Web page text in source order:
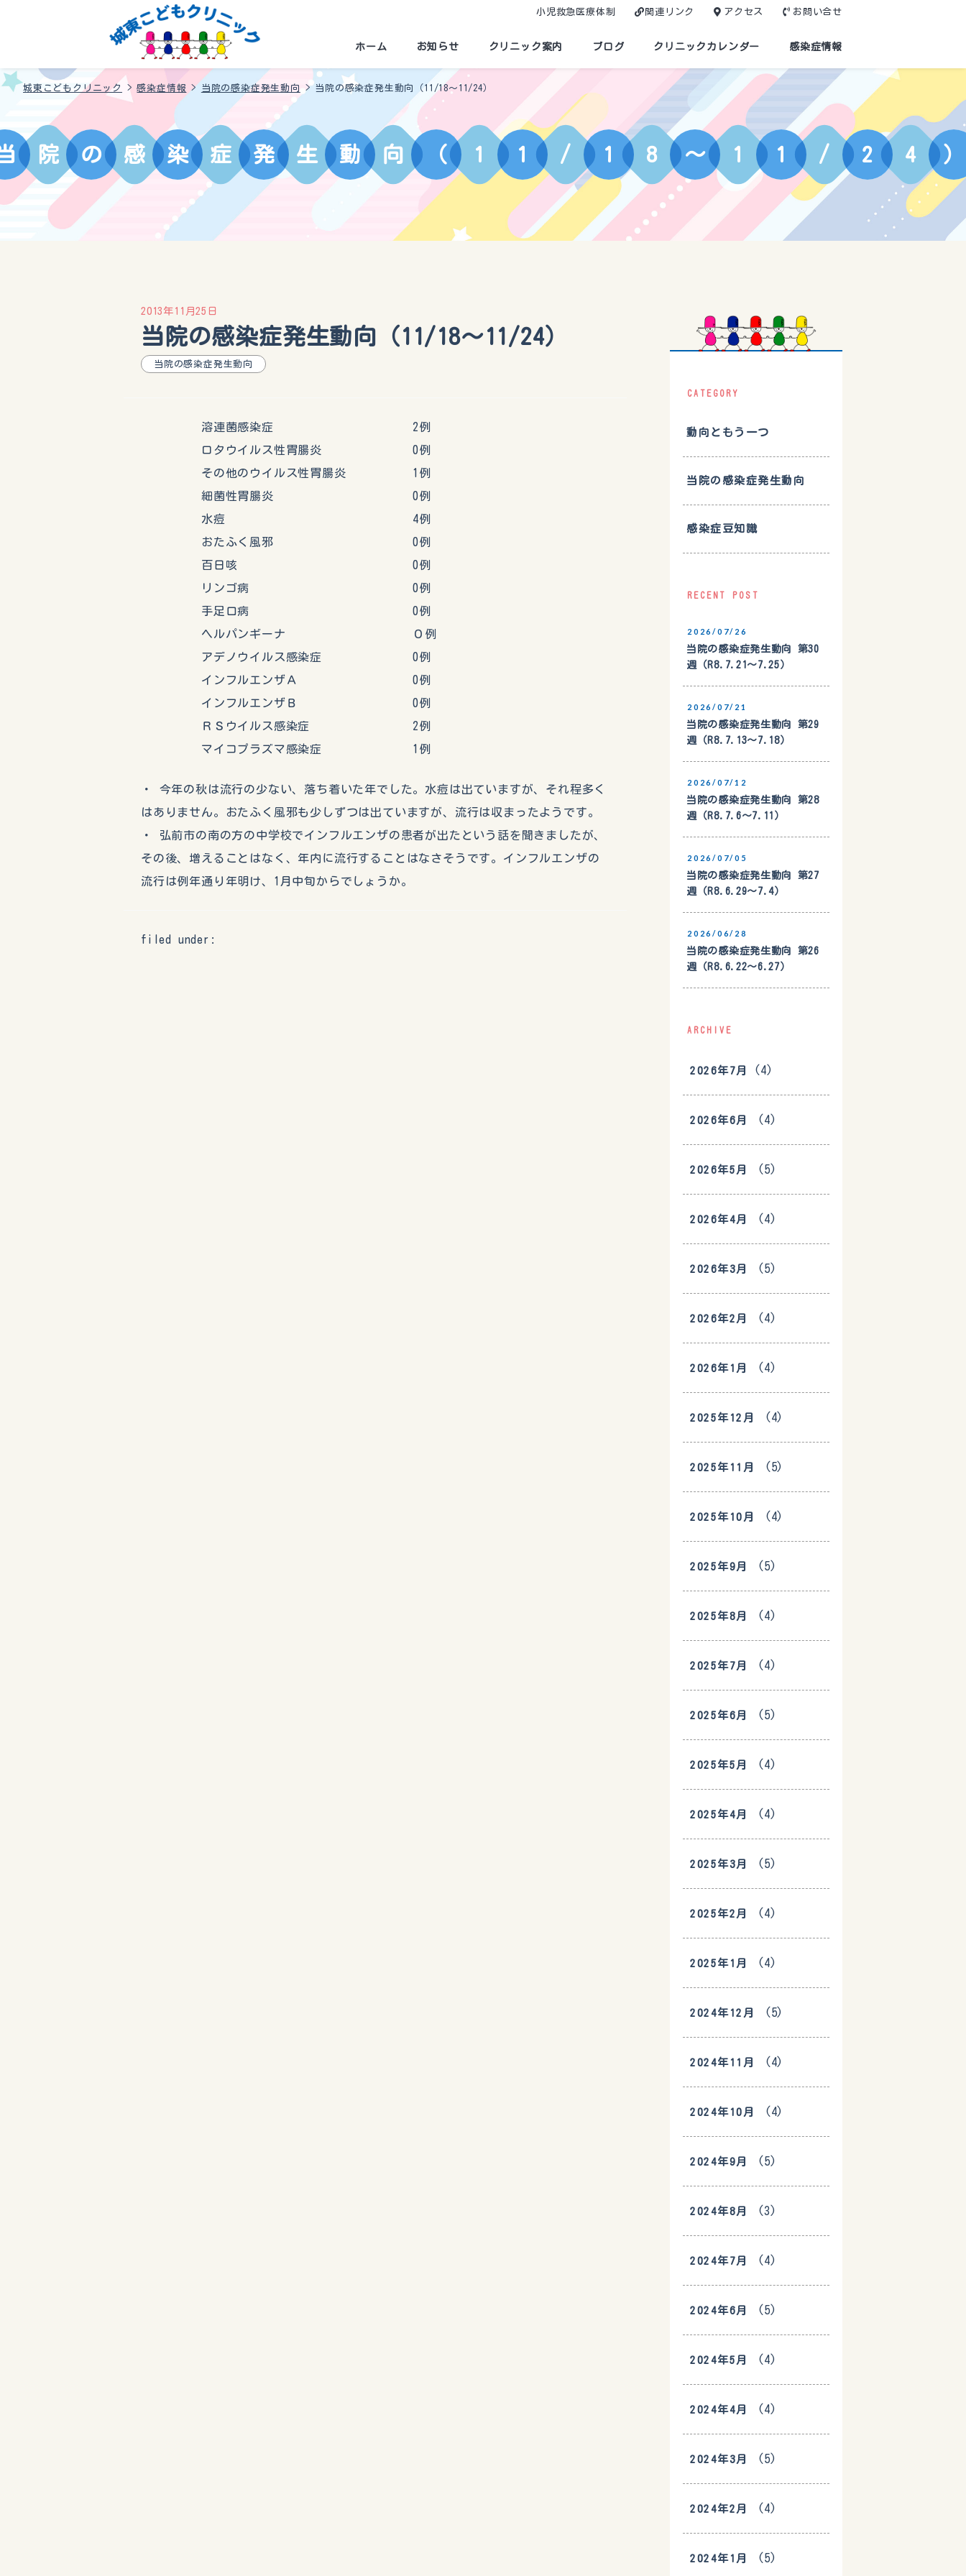
小児救急医療体制 関連リンク アクセス お問い合せ
ホーム お知らせ クリニック案内 ブログ クリニックカレンダー 感染症情報
城東こどもクリニック >感染症情報 > 当院の感染症発生動向 > 当院の感染症発生動向（11/18～11/24）
院 の 感 染 症 発 生 動 向 （ 1 1 / 1 8 ～ 1 1 / 2 4 ）
2013年11月25日
当院の感染症発生動向（11/18～11/24）
当院の感染症発生動向
溶連菌感染症 2例
ロタウイルス性胃腸炎 0例
その他のウイルス性胃腸炎 1例
細菌性胃腸炎 0例
水痘 4例
おたふく風邪 0例
百日咳 0例
リンゴ病 0例
手足口病 0例
ヘルパンギーナ ０例
アデノウイルス感染症 0例
インフルエンザＡ 0例
インフルエンザＢ 0例
ＲＳウイルス感染症 2例
マイコプラズマ感染症 1例
・ 今年の秋は流行の少ない、落ち着いた年でした。水痘は出ていますが、それ程多く
はありません。おたふく風邪も少しずつは出ていますが、流行は収まったようです。
・ 弘前市の南の方の中学校でインフルエンザの患者が出たという話を聞きましたが、
その後、増えることはなく、年内に流行することはなさそうです。インフルエンザの
流行は例年通り年明け、1月中旬からでしょうか。
filed under:
CATEGORY
動向ともう一つ
当院の感染症発生動向
感染症豆知識
RECENT POST
2026/07/26
当院の感染症発生動向 第30
週（R8.7.21〜7.25）
2026/07/21
当院の感染症発生動向 第29
週（R8.7.13〜7.18）
2026/07/12
当院の感染症発生動向 第28
週（R8.7.6〜7.11）
2026/07/05
当院の感染症発生動向 第27
週（R8.6.29〜7.4）
2026/06/28
当院の感染症発生動向 第26
週（R8.6.22〜6.27）
ARCHIVE
2026年7月 (4)
2026年6月 (4)
2026年5月 (5)
2026年4月 (4)
2026年3月 (5)
2026年2月 (4)
2026年1月 (4)
2025年12月 (4)
2025年11月 (5)
2025年10月 (4)
2025年9月 (5)
2025年8月 (4)
2025年7月 (4)
2025年6月 (5)
2025年5月 (4)
2025年4月 (4)
2025年3月 (5)
2025年2月 (4)
2025年1月 (4)
2024年12月 (5)
2024年11月 (4)
2024年10月 (4)
2024年9月 (5)
2024年8月 (3)
2024年7月 (4)
2024年6月 (5)
2024年5月 (4)
2024年4月 (4)
2024年3月 (5)
2024年2月 (4)
2024年1月 (5)